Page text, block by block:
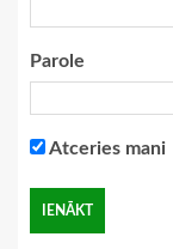
Parole
Atceries mani